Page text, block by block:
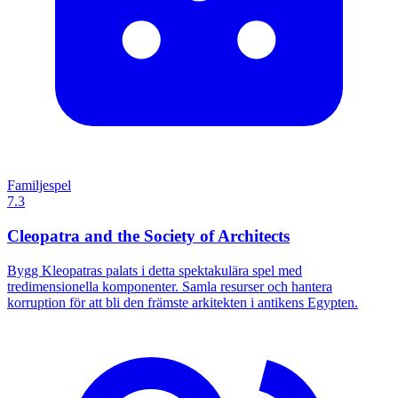
Familjespel
7.3
Cleopatra and the Society of Architects
Bygg Kleopatras palats i detta spektakulära spel med
tredimensionella komponenter. Samla resurser och hantera
korruption för att bli den främste arkitekten i antikens Egypten.